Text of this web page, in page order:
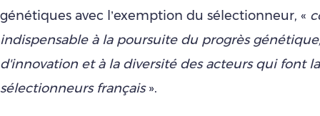
génétiques avec l’exemption du sélectionneur, «
indispensable à la poursuite du progrès
d'innovation et à la diversité des acteurs qui font
sélectionneurs français».